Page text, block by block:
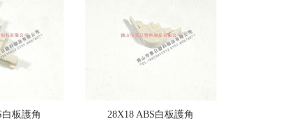
白板護角 28X18 ABS白板護角